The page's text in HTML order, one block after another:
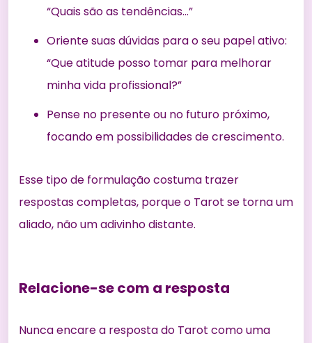
“Quais são as tendências…”
Oriente suas dúvidas para o seu papel ativo:
“Que atitude posso tomar para melhorar
minha vida profissional?”
Pense no presente ou no futuro próximo,
focando em possibilidades de crescimento.
Esse tipo de formulação costuma trazer
respostas completas, porque o Tarot se torna um
aliado, não um adivinho distante.
Relacione-se com a resposta
Nunca encare a resposta do Tarot como uma